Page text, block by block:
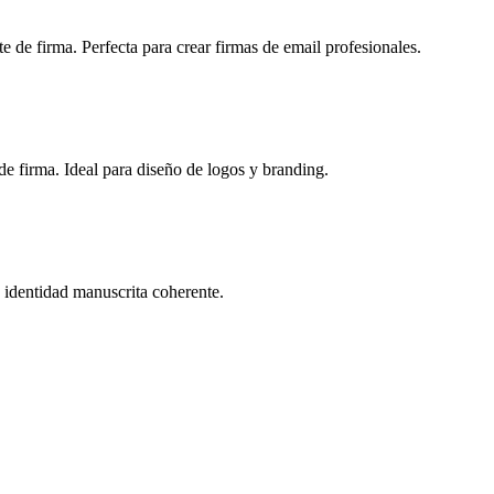
de firma. Perfecta para crear firmas de email profesionales.
firma. Ideal para diseño de logos y branding.
manuscrita coherente.